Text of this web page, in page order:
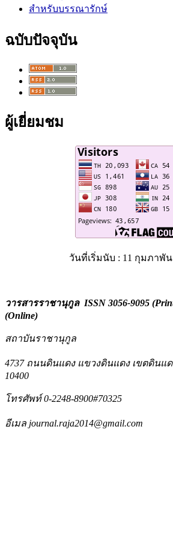
สำหรับบรรณารักษ์
ฉบับปัจจุบัน
ผู้เยี่ยมชม
วันที่เริ่มนับ : 11 กุมภาพัน
วารสารราชานุกูลISSN 3056-9095
(Online)
สถาบันราชานุกูล
4737 ถนนดินแดง แขวงดินแดง เขตดินแ
10400
โทรศัพท์0-2248-8900#70325
อีเมล journal.raja2014@gmail.com